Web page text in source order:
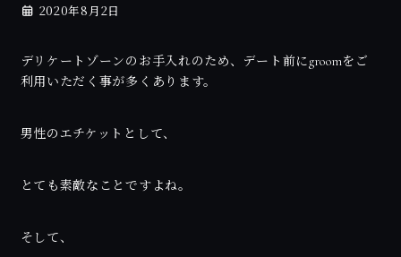
2020年8月2日
デリケートゾーンのお手入れのため、デート前にgroomをご
利用いただく事が多くあります。
男性のエチケットとして、
とても素敵なことですよね。
そして、